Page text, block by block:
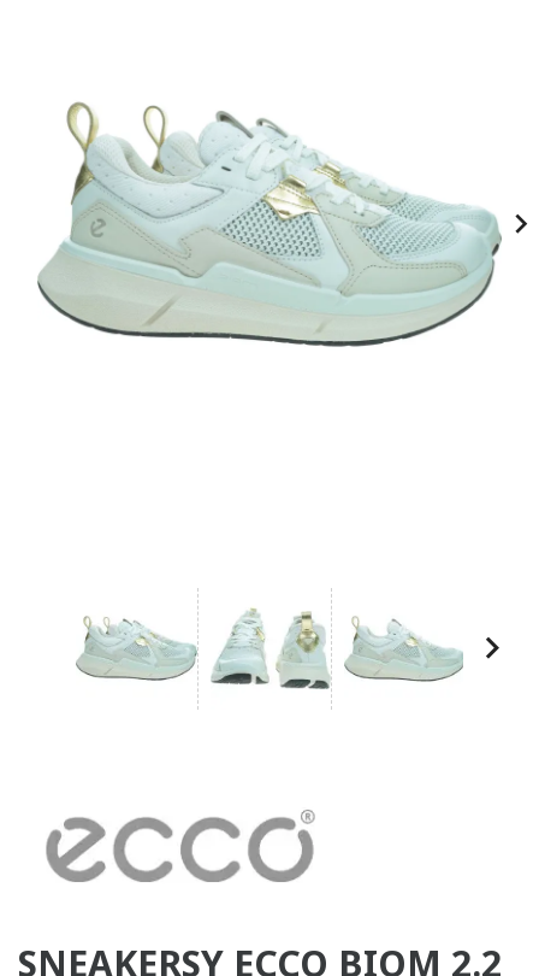

SNEAKERSY ECCO BIOM 2.2